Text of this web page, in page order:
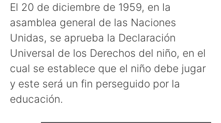
El 20 de diciembre de 1959, en la
asamblea general de las Naciones
Unidas, se aprueba la Declaración
Universal de los Derechos del niño, en el
cual se establece que el niño debe jugar
y este será un fin perseguido por la
educación.